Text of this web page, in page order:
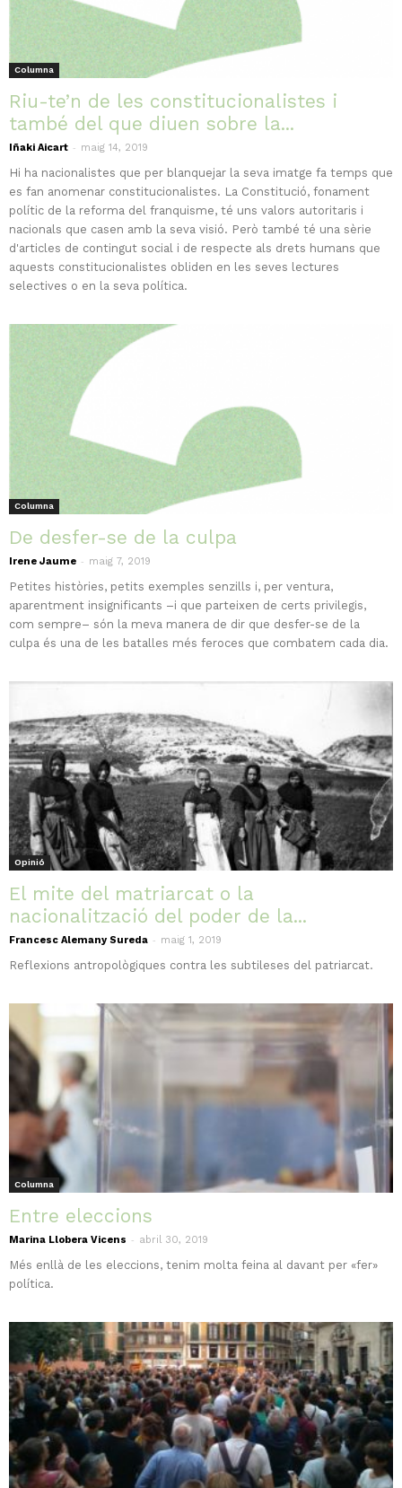
Columna
Riu-te’n de les constitucionalistes i
també del que diuen sobre la...
Iñaki Aicart - maig 14, 2019
Hi ha nacionalistes que per blanquejar la seva imatge fa temps que
es fan anomenar constitucionalistes. La Constitució, fonament
polític de la reforma del franquisme, té uns valors autoritaris i
nacionals que casen amb la seva visió. Però també té una sèrie
d'articles de contingut social i de respecte als drets humans que
aquests constitucionalistes obliden en les seves lectures
selectives o en la seva política.
Columna
De desfer-se de la culpa
Irene Jaume - maig 7, 2019
Petites històries, petits exemples senzills i, per ventura,
aparentment insignificants –i que parteixen de certs privilegis,
com sempre– són la meva manera de dir que desfer-se de la
culpa és una de les batalles més feroces que combatem cada dia.
Opinió
El mite del matriarcat o la
nacionalització del poder de la...
Francesc Alemany Sureda - maig 1, 2019
Reflexions antropològiques contra les subtileses del patriarcat.
Columna
Entre eleccions
Marina Llobera Vicens - abril 30, 2019
Més enllà de les eleccions, tenim molta feina al davant per «fer»
política.